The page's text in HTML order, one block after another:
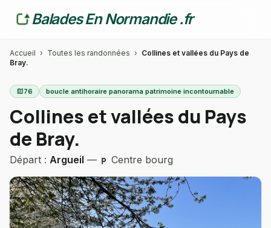
Balades En Normandie .fr
Accueil › Toutes les randonnées › Collines et vallées du Pays de
Bray.
map76 boucle antihoraire panorama patrimoine incontournable
Collines et vallées du Pays
de Bray.
Départ : Argueil — local_parking Centre bourg